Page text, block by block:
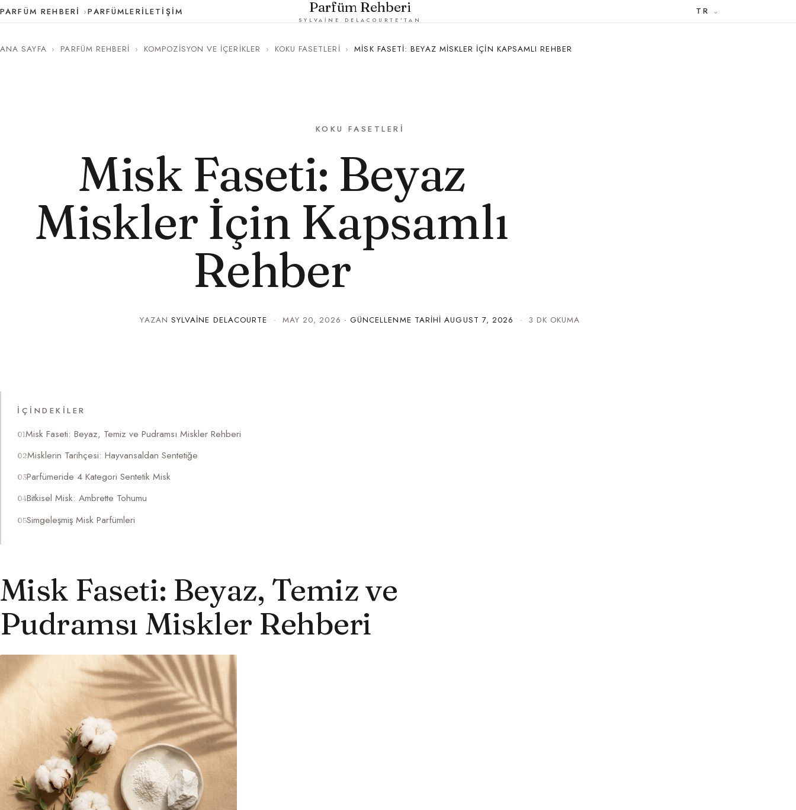
PARFÜM REHBERI PARFÜMLERİLETIŞIM Parfüm Rehberi
SYLVAINE DELACOURTE'TAN
TR
ANA SAYFA › PARFÜM REHBERI › KOMPOZISYON VE İÇERIKLER › KOKU FASETLERI › MISK FASETI: BEYAZ MISKLER İÇIN KAPSAMLI REHBER
KOKU FASETLERI
Misk Faseti: Beyaz
Miskler İçin Kapsamlı
Rehber
YAZAN SYLVAINE DELACOURTE · MAY 20, 2026 · GÜNCELLENME TARIHIAUGUST 7, 2026 · 3 DK OKUMA
İÇINDEKILER
Misk Faseti: Beyaz, Temiz ve Pudramsı Miskler Rehberi
Misklerin Tarihçesi: Hayvansaldan Sentetiğe
Parfümeride 4 Kategori Sentetik Misk
Bitkisel Misk: Ambrette Tohumu
Simgeleşmiş Misk Parfümleri
Misk Faseti: Beyaz, Temiz ve
Pudramsı Miskler Rehberi